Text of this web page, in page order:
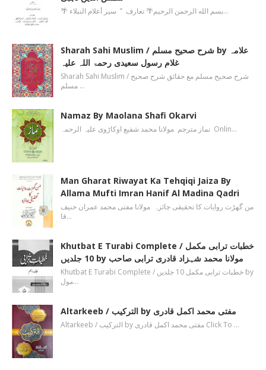
🌴 بسم الله الرحمن الرحیم🌴 تعارف ’’ سیر أعلام النبلاء…
Sharah Sahi Muslim / شرح صحیح مسلم by علامہ
غلام رسول سعیدی رحمۃ اللہ علیہ
Sharah Sahi Muslim / شرح صحیح مسلم مع حقائق شرح صحیح
مسلم …
Namaz By Maolana Shafi Okarvi
نماز مترجم مولانا محمد شفیع اوکاڑوی علیہ الرحمہ Onlin…
Man Gharat Riwayat Ka Tehqiqi Jaiza By
Allama Mufti Imran Hanif Al Madina Qadri
من گھڑت روایات کا تحقیقی جائزہ مولانا مفتی محمد عمران حنیف
قا…
Khutbat E Turabi Complete / خطبات ترابی مکمل
10 جلدیں by مولانا محمد شہزاد قادری ترابی صاحب
Khutbat E Turabi Complete / خطبات ترابی مکمل 10 جلدیں by
مول…
Altarkeeb / الترکیب by مفتی محمد اکمل قادری
Altarkeeb / الترکیب by مفتی محمد اکمل قادری Click To …